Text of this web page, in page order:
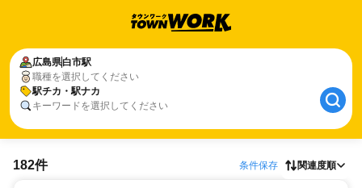
広島県白市駅
職種を選択してください
駅チカ・駅ナカ
キーワードを選択してください
182件 条件保存 関連度順